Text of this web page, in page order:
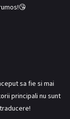
sa fie si mai
principali nu sunt